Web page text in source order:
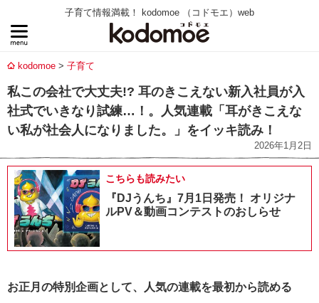
子育て情報満載！ kodomoe （コドモエ）web
kodomoe 子育て
私この会社で大丈夫!? 耳のきこえない新入社員が入
社式でいきなり試練…！。人気連載「耳がきこえな
い私が社会人になりました。」をイッキ読み！
2026年1月2日
こちらも読みたい
『DJうんち』7月1日発売！ オリジナ
ルPV＆動画コンテストのおしらせ
お正月の特別企画として、人気の連載を最初から読める